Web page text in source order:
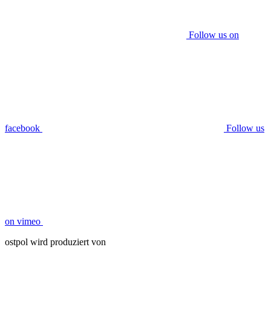
Follow us on
facebook Follow us
on vimeo
ostpol wird produziert von